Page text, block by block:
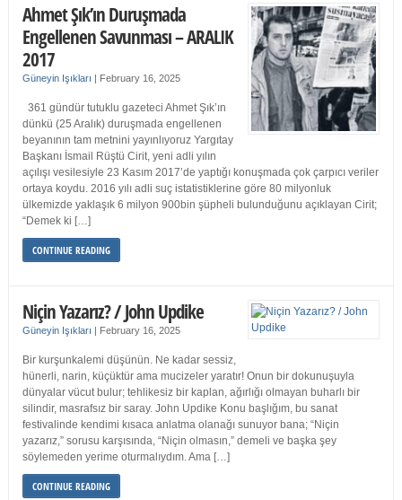
Ahmet Şık’ın Duruşmada
Engellenen Savunması – ARALIK
2017
Güneyin Işıkları | February 16, 2025
361 gündür tutuklu gazeteci Ahmet Şık’ın
dünkü (25 Aralık) duruşmada engellenen
beyanının tam metnini yayınlıyoruz Yargıtay
Başkanı İsmail Rüştü Cirit, yeni adli yılın
açılışı vesilesiyle 23 Kasım 2017’de yaptığı konuşmada çok çarpıcı veriler
ortaya koydu. 2016 yılı adli suç istatistiklerine göre 80 milyonluk
ülkemizde yaklaşık 6 milyon 900bin şüpheli bulunduğunu açıklayan Cirit;
“Demek ki […]
CONTINUE READING
Niçin Yazarız? / John Updike
Güneyin Işıkları | February 16, 2025
Bir kurşunkalemi düşünün. Ne kadar sessiz,
hünerli, narin, küçüktür ama mucizeler yaratır! Onun bir dokunuşuyla
dünyalar vücut bulur; tehlikesiz bir kaplan, ağırlığı olmayan buharlı bir
silindir, masrafsız bir saray. John Updike Konu başlığım, bu sanat
festivalinde kendimi kısaca anlatma olanağı sunuyor bana; “Niçin
yazarız,” sorusu karşısında, “Niçin olmasın,” demeli ve başka şey
söylemeden yerime oturmalıydım. Ama […]
CONTINUE READING